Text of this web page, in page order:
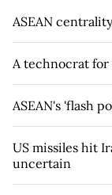
ASEAN
A technocrat for
ASEAN's 'flash
US missiles hit
uncertain